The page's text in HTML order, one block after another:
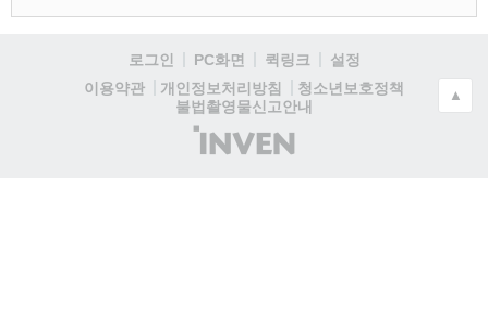
로그인 PC화면 퀵링크
설정
이용약관
개인정보처리방침
청소년보호정책
불법촬영물신고안내
(주)
인
▲